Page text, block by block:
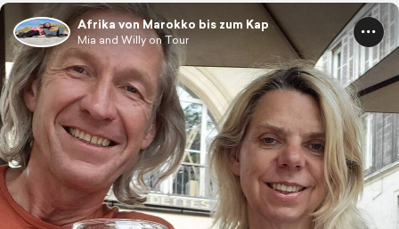
Afrika von Marokko bis zum Kap
Mia and Willy on Tour